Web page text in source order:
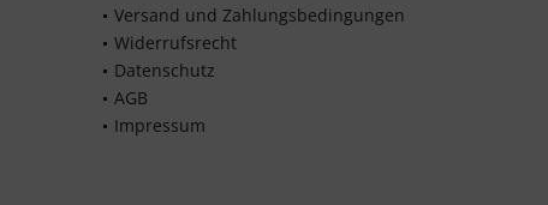
Versand und Zahlungsbedingungen
Widerrufsrecht
Datenschutz
AGB
Impressum